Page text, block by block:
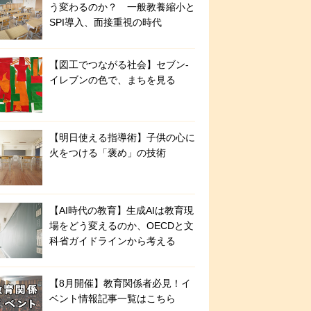
う変わるのか？ 一般教養縮小と
SPI導入、面接重視の時代
【図工でつながる社会】セブン‐
イレブンの色で、まちを見る
【明日使える指導術】子供の心に
火をつける「褒め」の技術
【AI時代の教育】生成AIは教育現
場をどう変えるのか、OECDと文
科省ガイドラインから考える
【8月開催】教育関係者必見！イ
ベント情報記事一覧はこちら